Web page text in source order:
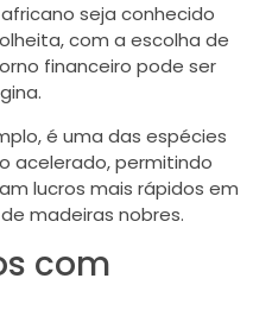
seja conhecido
com a escolha de
financeiro pode ser
é uma das espécies
acelerado, permitindo
lucros mais rápidos em
madeiras nobres.
com